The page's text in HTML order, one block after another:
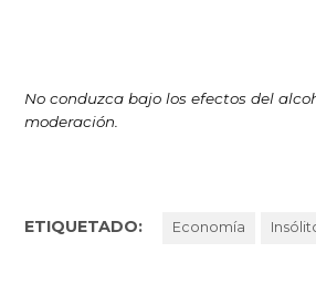
No conduzca bajo los efectos del
moderación.
ETIQUETADO: Economía